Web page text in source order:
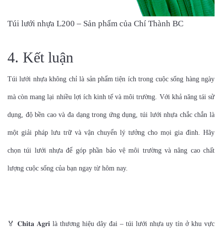
Túi lưới nhựa L200 – Sản phẩm của Chí Thành BC
4. Kết luận
Túi lưới nhựa không chỉ là sản phẩm tiện ích trong cuộc sống hàng ngày
mà còn mang lại nhiều lợi ích kinh tế và môi trường. Với khả năng tái sử
dụng, độ bền cao và đa dạng trong ứng dụng, túi lưới nhựa chắc chắn là
một giải pháp lưu trữ và vận chuyển lý tưởng cho mọi gia đình. Hãy
chọn túi lưới nhựa để góp phần bảo vệ môi trường và nâng cao chất
lượng cuộc sống của bạn ngay từ hôm nay.
🏅 𝐂𝐡𝐢𝐭𝐚 𝐀𝐠𝐫𝐢 là thương hiệu dây đai – túi lưới nhựa uy tín ở khu vực